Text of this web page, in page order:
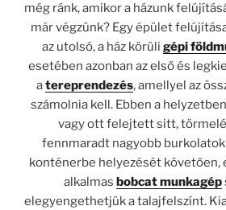
még ránk, amikor a házunk
már végzünk? Egy épület
az utolsó, a ház körüli gépi
esetében azonban az első és
atereprendezés, amellyel az
számolnia kell. Ebben a
vagy ott felejtett sitt,
fennmaradt nagyobb
konténerbe helyezését követően,
alkalmas bobcat munkagép
elegyengethetjük a talajfelszínt.